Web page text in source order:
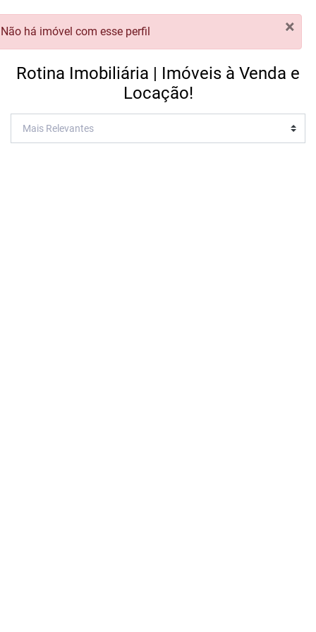
Rotina Imobiliária | Imóveis à Venda e
Locação!
×
Não há imóvel com esse perfil